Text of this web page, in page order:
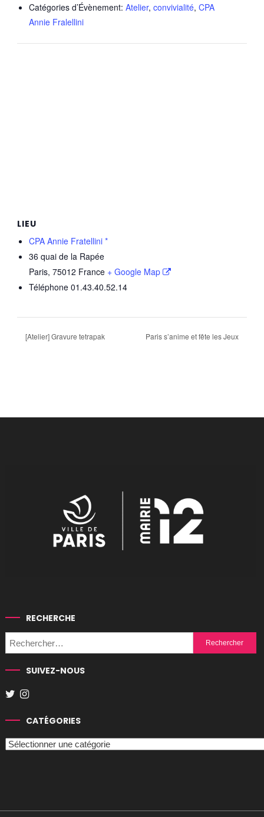
Catégories d’Évènement: Atelier, convivialité, CPA
Annie Fralellini
LIEU
CPA Annie Fratellini *
36 quai de la Rapée
Paris, 75012 France + Google Map
Téléphone 01.43.40.52.14
[Atelier] Gravure tetrapak Paris s’anime et fête les Jeux
RECHERCHE
Rechercher :
SUIVEZ-NOUS
CATÉGORIES
Catégories